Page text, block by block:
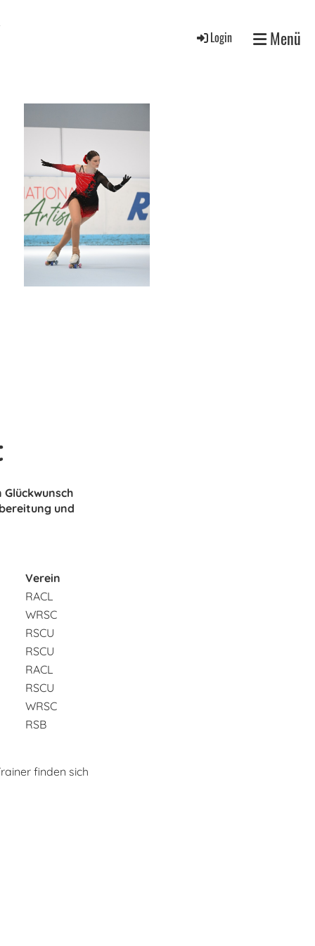
Login Menü
und
Verein
RACL
WRSC
RSCU
RSCU
RACL
RSCU
WRSC
RSB
finden sich